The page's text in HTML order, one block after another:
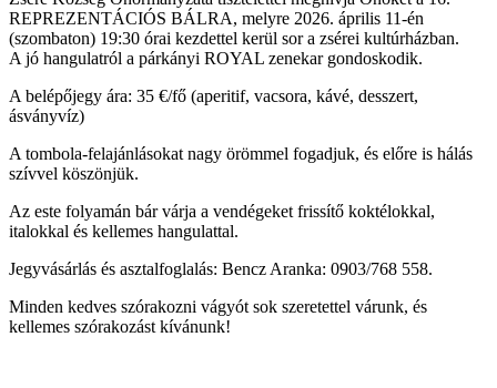
REPREZENTÁCIÓS BÁLRA, melyre 2026. április 11-én
(szombaton) 19:30 órai kezdettel kerül sor a zsérei kultúrházban.
A jó hangulatról a párkányi ROYAL zenekar gondoskodik.
A belépőjegy ára: 35 €/fő (aperitif, vacsora, kávé, desszert,
ásványvíz)
A tombola-felajánlásokat nagy örömmel fogadjuk, és előre is hálás
szívvel köszönjük.
Az este folyamán bár várja a vendégeket frissítő koktélokkal,
italokkal és kellemes hangulattal.
Jegyvásárlás és asztalfoglalás: Bencz Aranka: 0903/768 558.
Minden kedves szórakozni vágyót sok szeretettel várunk, és
kellemes szórakozást kívánunk!